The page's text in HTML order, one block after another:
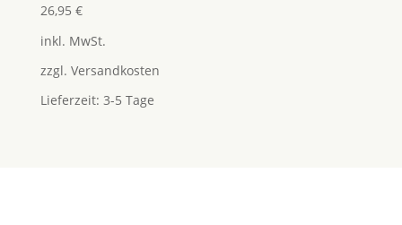
Bewertet
mit
von 5
26,95 €
inkl. MwSt.
zzgl. Versandkosten
Lieferzeit: 3-5 Tage